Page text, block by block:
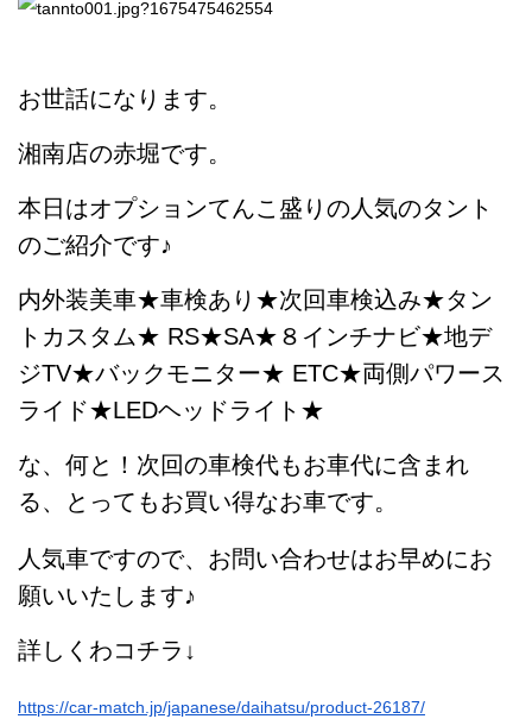
お世話になります。
湘南店の赤堀です。
本日はオプションてんこ盛りの人気のタント
のご紹介です♪
内外装美車★車検あり★次回車検込み★タン
トカスタム★ RS★SA★８インチナビ★地デ
ジTV★バックモニター★ ETC★両側パワース
ライド★LEDヘッドライト★
な、何と！次回の車検代もお車代に含まれ
る、
とってもお買い得なお車です。
人気車ですので、お問い合わせはお早めにお
願いいたします♪
詳しくわコチラ↓
https://car-match.jp/japanese/daihatsu/product-26187/